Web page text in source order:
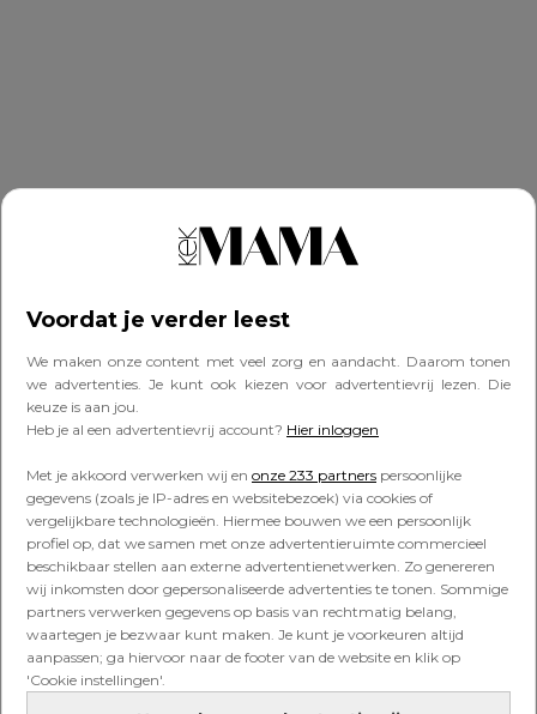
Voordat je verder leest
We maken onze content met veel zorg en aandacht. Daarom tonen
we advertenties. Je kunt ook kiezen voor advertentievrij lezen. Die
keuze is aan jou.
Heb je al een advertentievrij account? Hier inloggen
Met je akkoord verwerken wij en onze 233 partners persoonlijke
gegevens (zoals je IP-adres en websitebezoek) via cookies of
vergelijkbare technologieën. Hiermee bouwen we een persoonlijk
profiel op, dat we samen met onze advertentieruimte commercieel
beschikbaar stellen aan externe advertentienetwerken. Zo genereren
wij inkomsten door gepersonaliseerde advertenties te tonen. Sommige
partners verwerken gegevens op basis van rechtmatig belang,
waartegen je bezwaar kunt maken. Je kunt je voorkeuren altijd
aanpassen; ga hiervoor naar de footer van de website en klik op
'Cookie instellingen'.
Voor meer video’s van Kim:check haar YouTube-
Delen
babykim kotteropvoeden ouderschap
Ook interessant voor jou